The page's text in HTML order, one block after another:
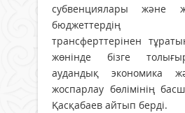
субвенциялары және
бюджеттердің
трансферттерінен
жөнінде бізге
аудандық экономика
жоспарлау бөлімінің
Қасқабаев айтып берді.